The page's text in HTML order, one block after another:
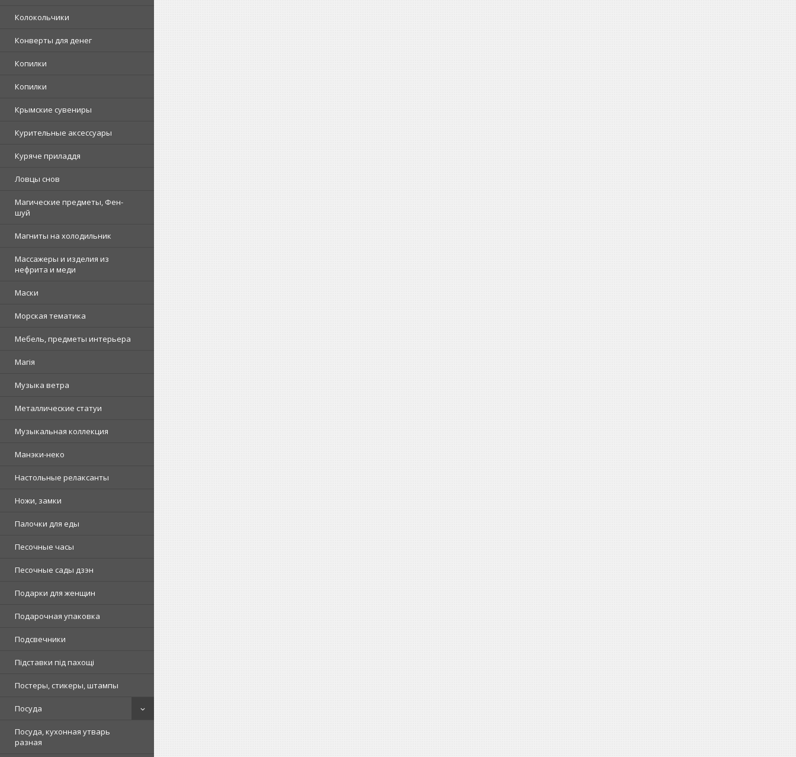
Колокольчики
Конверты для денег
Копилки
Копилки
Крымские сувениры
Курительные аксессуары
Куряче приладдя
Ловцы снов
Магические предметы, Фен-
шуй
Магниты на холодильник
Массажеры и изделия из
нефрита и меди
Маски
Морская тематика
Мебель, предметы интерьера
Магія
Музыка ветра
Металлические статуи
Музыкальная коллекция
Манэки-неко
Настольные релаксанты
Ножи, замки
Палочки для еды
Песочные часы
Песочные сады дзэн
Подарки для женщин
Подарочная упаковка
Подсвечники
Підставки під пахощі
Постеры, стикеры, штампы
Посуда
Посуда, кухонная утварь
разная